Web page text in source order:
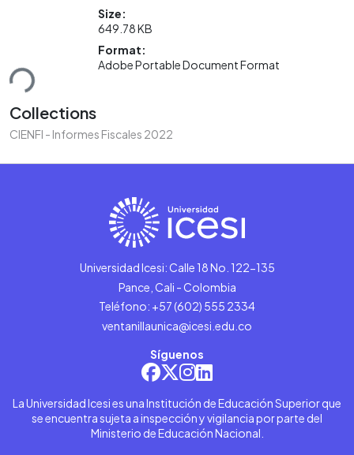
Size:
649.78 KB
Format:
Adobe Portable Document Format
Collections
CIENFI - Informes Fiscales 2022
Universidad Icesi: Calle 18 No. 122-135
Pance, Cali - Colombia
Teléfono: +57 (602) 555 2334
ventanillaunica@icesi.edu.co
Síguenos
La Universidad Icesi es una Institución de Educación Superior que
se encuentra sujeta a inspección y vigilancia por parte del
Ministerio de Educación Nacional.